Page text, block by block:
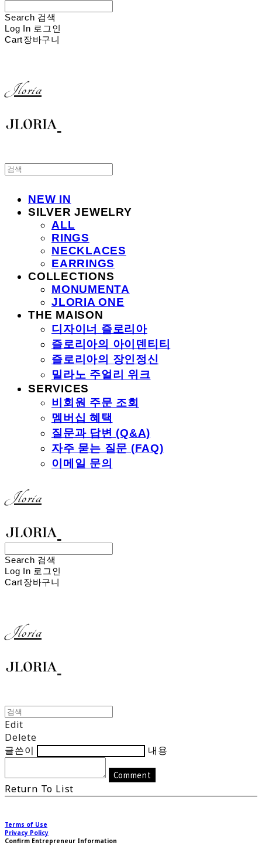
Search 검색
Log In 로그인
Cart장바구니
Jloria
NEW IN
SILVER JEWELRY
ALL
RINGS
NECKLACES
EARRINGS
COLLECTIONS
MONUMENTA
JLORIA ONE
THE MAISON
디자이너 즐로리아
즐로리아의 아이덴티티
즐로리아의 장인정신
밀라노 주얼리 위크
SERVICES
비회원 주문 조회
멤버십 혜택
질문과 답변 (Q&A)
자주 묻는 질문 (FAQ)
이메일 문의
Jloria
Search 검색
Log In 로그인
Cart장바구니
Jloria
Edit
Delete
글쓴이
내용
Comment
Return To List
Terms of Use
Privacy Policy
Confirm Entrepreneur Information